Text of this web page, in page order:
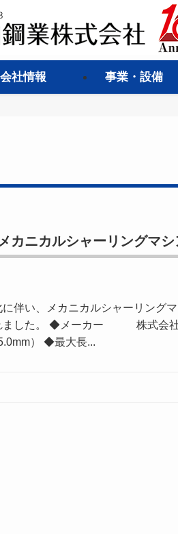
会社情報 事業・設備
カニカルシャーリングマシ
に伴い、メカニカルシャーリング
れました。 ◆メーカー 株
） ◆最大長...